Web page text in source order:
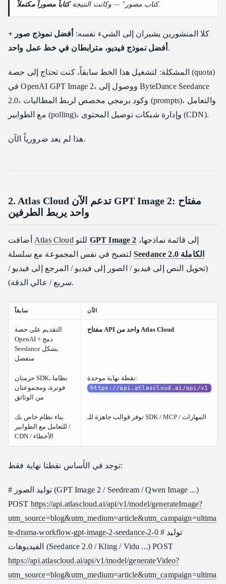
كتاب مصور" — وكانت النتيجةكتاباً مصوراً مكتملاً .
كلا المنشورين يشيران إلى الشيء نفسه: أفضل نموذج صور +
أفضل نموذج فيديو، مترابطان في خط عمل واحد .
المشكلة: لتشغيل هذا الخط سابقاً، كنت تحتاج إلى حصة (quota)
في OpenAI GPT Image 2، ووصول إلى ByteDance Seedance
2.0، وكود برمجي مخصص لربط المطالبات (prompts)، والتعامل
مع الطوابير (polling)، وإدارة شبكات توصيل المحتوى (CDN).
هذا لم يعد ضرورياً الآن.
2. Atlas Cloud تدعم الآن GPT Image 2: مفتاح
واحد يربط الطرفين
Atlas Cloud GPT Image 2
Seedance 2.0 الكاملة
(تحويل النص إلى فيديو / الصور إلى فيديو / المرجع إلى فيديو /
سريع / عالي الدقة).
سابقاً الآن
التقديم على حصة
OpenAI + دمج
Seedance بشكل
منفصل
مفتاح API واحد من Atlas Cloud
حزمتان SDK، نظاما
فوترة، ومجموعتان
من الوثائق
نقطة نهاية موحدة:
https://api.atlascloud.ai/api/v1
بناء نظام خاص بك
للتعامل مع الطوابير /
CDN / الأخطاء
توفر قوالب جاهزة للـ SDK / MCP / المهارات
توجد في الأساس نقطتا نهاية فقط:
# توليد الصور (GPT Image 2 / Seedream / Qwen Image ...)
POST https://api.atlascloud.ai/api/v1/model/generateImage?
utm_source=blog&utm_medium=article&utm_campaign=ultima
te-drama-workflow-gpt-image-2-seedance-2-0# توليد
الفيديوهات (Seedance 2.0 / Kling / Vidu ...) POST
https://api.atlascloud.ai/api/v1/model/generateVideo?
utm_source=blog&utm_medium=article&utm_campaign=ultima